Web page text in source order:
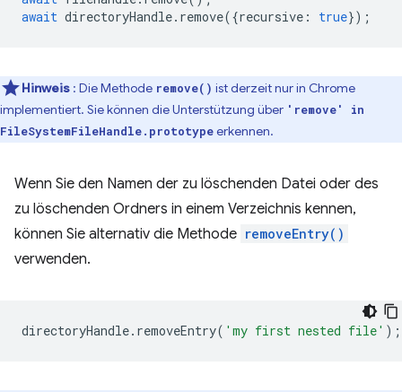
await directoryHandle. remove({recursive : true});
Hinweis : Die Methode remove() ist derzeit nur in Chrome
implementiert. Sie können die Unterstützung über 'remove' in
FileSystemFileHandle.prototypeerkennen.
Wenn Sie den Namen der zu löschenden Datei oder des
zu löschenden Ordners in einem Verzeichnis kennen,
können Sie alternativ die Methode removeEntry()
verwenden.
directoryHandle. removeEntry( 'my first nested file' );